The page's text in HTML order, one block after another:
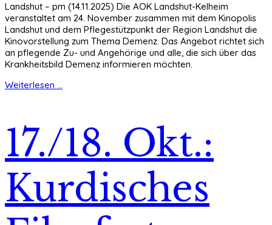
Landshut – pm (14.11.2025) Die AOK Landshut-Kelheim
veranstaltet am 24. November zusammen mit dem Kinopolis
Landshut und dem Pflegestützpunkt der Region Landshut die
Kinovorstellung zum Thema Demenz. Das Angebot richtet sich
an pflegende Zu- und Angehörige und alle, die sich über das
Krankheitsbild Demenz informieren möchten.
Weiterlesen ...
17./18. Okt.:
Kurdisches